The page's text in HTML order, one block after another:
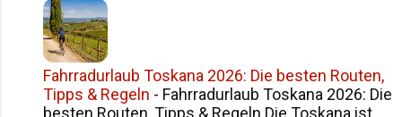
Fahrradurlaub Toskana 2026: Die besten Routen,
Tipps & Regeln - Fahrradurlaub Toskana 2026: Die